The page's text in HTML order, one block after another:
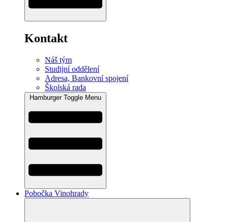
Kontakt
Náš tým
Studijní oddělení
Adresa, Bankovní spojení
Školská rada
Hamburger Toggle Menu
Pobočka Vinohrady